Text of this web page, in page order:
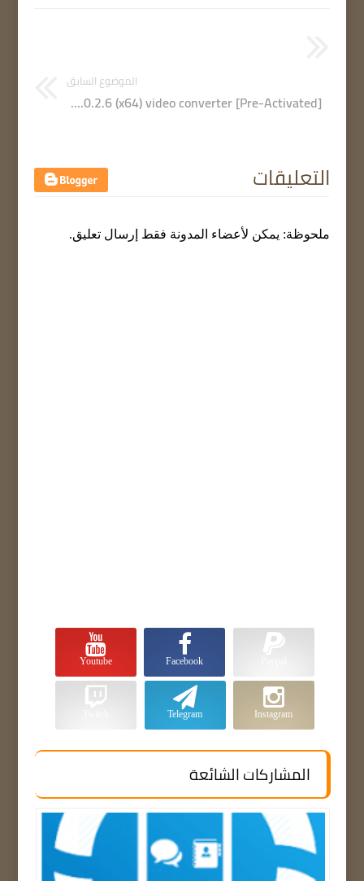
الموضوع السابق
UniFab 2.0.2.6 (x64) video converter [Pre-Activated]
التعليقات
ملحوظة: يمكن لأعضاء المدونة فقط إرسال تعليق.
Facebook
Youtube
Instagram
Telegram
المشاركات الشائعة